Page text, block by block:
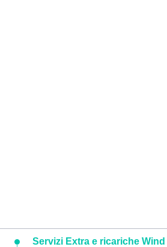
Servizi Extra e ricariche Wind